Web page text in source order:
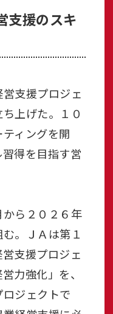
支援のスキ
支援プロジェ
上げた。１０
ィングを開
得を目指す営
ら２０２６年
。ＪＡは第１
支援プロジェ
力強化」を、
ジェクトで